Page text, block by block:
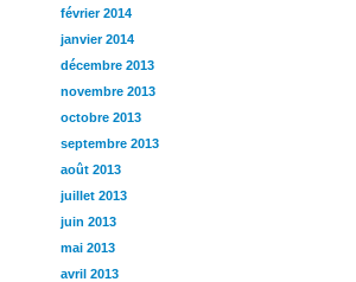
février 2014
janvier 2014
décembre 2013
novembre 2013
octobre 2013
septembre 2013
août 2013
juillet 2013
juin 2013
mai 2013
avril 2013